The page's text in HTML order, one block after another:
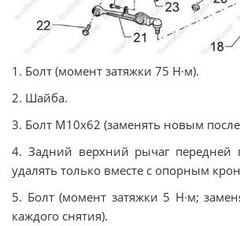
1. Болт (момент затяжки 75 Н·м).
2. Шайба.
3. Болт М10х62 (заменять новым после
4. Задний верхний рычаг передней
удалять только вместе с опорным
5. Болт (момент затяжки 5 Н·м;
каждого снятия).